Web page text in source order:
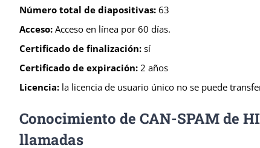
Número total de diapositivas: 63
Acceso: Acceso en línea por 60 días.
Certificado de finalización: sí
Certificado de expiración: 2 años
Licencia: la licencia de usuario único no se puede
Conocimiento de CAN-SPAM de
llamadas